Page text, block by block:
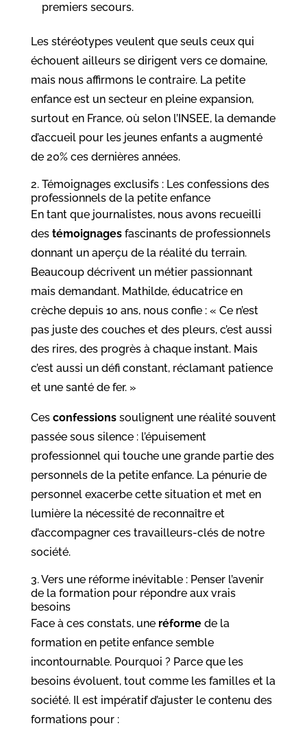
premiers secours.
Les stéréotypes veulent que seuls ceux qui
échouent ailleurs se dirigent vers ce domaine,
mais nous affirmons le contraire. La petite
enfance est un secteur en pleine expansion,
surtout en France, où selon l’INSEE, la demande
d’accueil pour les jeunes enfants a augmenté
de 20% ces dernières années.
2. Témoignages exclusifs : Les confessions des
professionnels de la petite enfance
En tant que journalistes, nous avons recueilli
des témoignagesfascinants de professionnels
donnant un aperçu de la réalité du terrain.
Beaucoup décrivent un métier passionnant
mais demandant. Mathilde, éducatrice en
crèche depuis 10 ans, nous confie : « Ce n’est
pas juste des couches et des pleurs, c’est aussi
des rires, des progrès à chaque instant. Mais
c’est aussi un défi constant, réclamant patience
et une santé de fer. »
Ces confessionssoulignent une réalité souvent
passée sous silence : l’épuisement
professionnel qui touche une grande partie des
personnels de la petite enfance. La pénurie de
personnel exacerbe cette situation et met en
lumière la nécessité de reconnaître et
d’accompagner ces travailleurs-clés de notre
société.
3. Vers une réforme inévitable : Penser l’avenir
de la formation pour répondre aux vrais
besoins
Face à ces constats, une réformede la
formation en petite enfance semble
incontournable. Pourquoi ? Parce que les
besoins évoluent, tout comme les familles et la
société. Il est impératif d’ajuster le contenu des
formations pour :